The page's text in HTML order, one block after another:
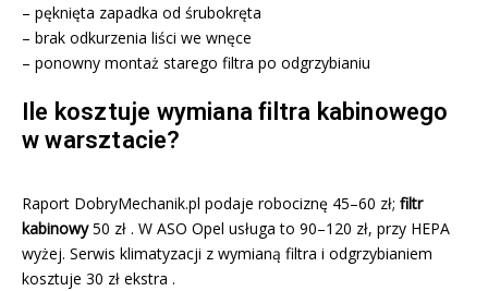
– pęknięta zapadka od śrubokręta
– brak odkurzenia liści we wnęce
– ponowny montaż starego filtra po odgrzybianiu
Ile kosztuje wymiana filtra kabinowego
w warsztacie?
Raport DobryMechanik.pl podaje robociznę 45–60 zł; filtr
kabinowy50 zł . W ASO Opel usługa to 90–120 zł, przy HEPA
wyżej. Serwis klimatyzacji z wymianą filtra i odgrzybianiem
kosztuje 30 zł ekstra .